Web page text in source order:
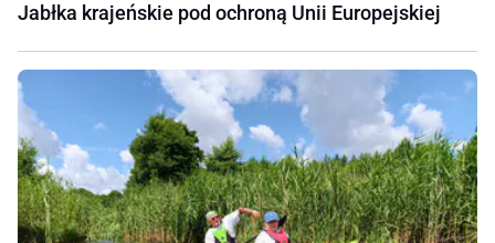
Jabłka krajeńskie pod ochroną Unii Europejskiej